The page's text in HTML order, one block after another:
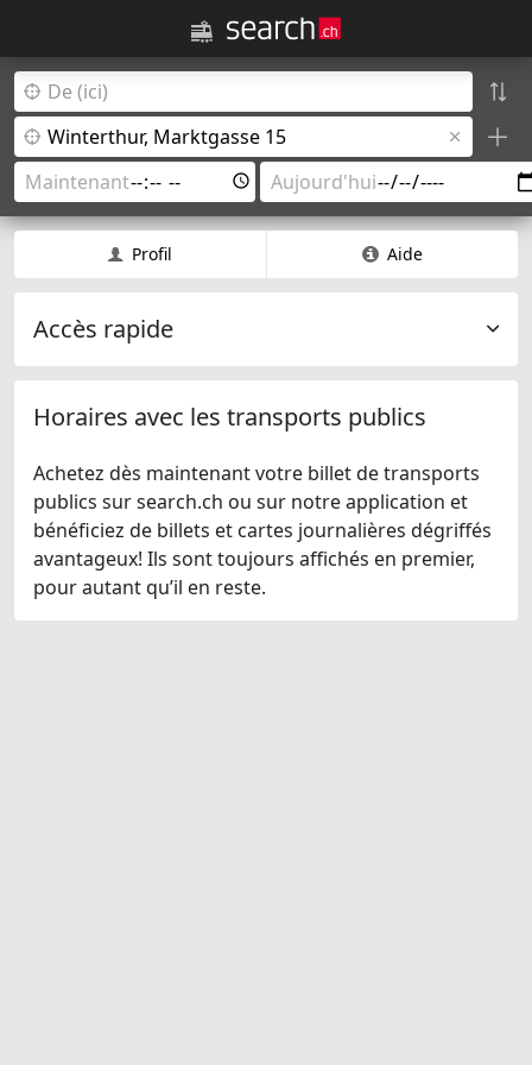
Profil Aide
Accès rapide
Horaires avec les transports publics
Achetez dès maintenant votre billet de transports
publics sur search.ch ou sur notre application et
bénéficiez de billets et cartes journalières dégriffés
avantageux! Ils sont toujours affichés en premier,
pour autant qu’il en reste.